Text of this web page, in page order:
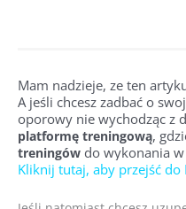
Mam nadzieje, ze ten
A jeśli chcesz zadbać o
oporowy nie wychodząc z
platformę treningową,
treningów do wykonania
Kliknij tutaj, aby przejść do